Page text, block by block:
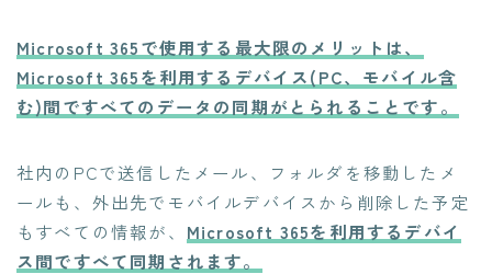
生命保険・損害保険システム開発​
クレジットカード業務システム開発
Microsoft 製品導入サービス​
PLMシステム開発
コンサルティングサービス
人事給与ERP導入支援コンサルティング
Microsoft 365で使用する最大限のメリットは、
Microsoft 365を利用するデバイス(PC、モバイル含
む)間ですべてのデータの同期がとられることです。​
社内のPCで送信したメール、フォルダを移動したメ
ールも、​外出先でモバイルデバイスから削除した予定
もすべての情報が、​ Microsoft 365を利用するデバイ
ス間ですべて同期されます。​